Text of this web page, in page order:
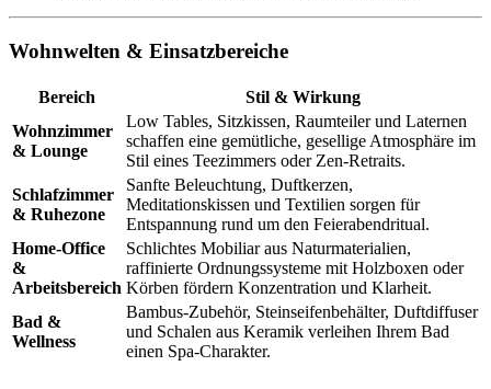
Wohnwelten & Einsatzbereiche
Bereich
Stil & Wirkung
Wohnzimmer
& Lounge
Low Tables, Sitzkissen, Raumteiler und Laternen
schaffen eine gemütliche, gesellige Atmosphäre im
Stil eines Teezimmers oder Zen-Retraits.
Schlafzimmer
& Ruhezone
Sanfte Beleuchtung, Duftkerzen,
Meditationskissen und Textilien sorgen für
Entspannung rund um den Feierabendritual.
Home-Office
&
Arbeitsbereich
Schlichtes Mobiliar aus Naturmaterialien,
raffinierte Ordnungssysteme mit Holzboxen oder
Körben fördern Konzentration und Klarheit.
Bad &
Wellness
Bambus-Zubehör, Steinseifenbehälter, Duftdiffuser
und Schalen aus Keramik verleihen Ihrem Bad
einen Spa-Charakter.